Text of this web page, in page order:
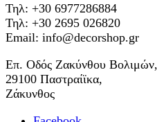
Τηλ: +30 6977286884
Τηλ: +30 2695 026820
Email: info@decorshop.gr
Επ. Οδός Ζακύνθου Βολιμών,
29100 Παστραίϊκα,
Ζάκυνθος